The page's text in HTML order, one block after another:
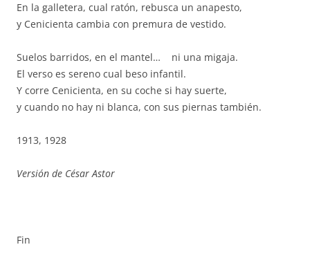
En la galletera, cual ratón, rebusca un anapesto,
y Cenicienta cambia con premura de vestido.
Suelos barridos, en el mantel… ni una migaja.
El verso es sereno cual beso infantil.
Y corre Cenicienta, en su coche si hay suerte,
y cuando no hay ni blanca, con sus piernas también.
1913, 1928
Versión de César Astor
Fin